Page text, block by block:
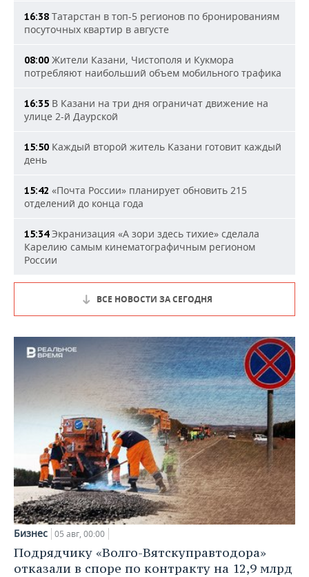
16:38 Татарстан в топ-5 регионов по бронированиям
посуточных квартир в августе
08:00 Жители Казани, Чистополя и Кукмора
потребляют наибольший объем мобильного трафика
16:35 В Казани на три дня ограничат движение на
улице 2-й Даурской
15:50 Каждый второй житель Казани готовит каждый
день
15:42 «Почта России» планирует обновить 215
отделений до конца года
15:34Экранизация «А зори здесь тихие» сделала
Карелию самым кинематографичным регионом
России
ВСЕ НОВОСТИ ЗА СЕГОДНЯ
Бизнес 05 авг, 00:00
Подрядчику «Волго-Вятскуправтодора»
отказали в споре по контракту на 12,9 млрд